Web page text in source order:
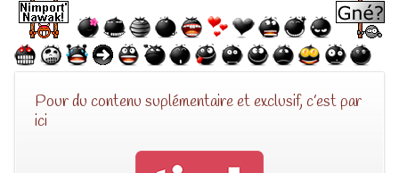
Pour du contenu suplémentaire et exclusif, c’est par
ici